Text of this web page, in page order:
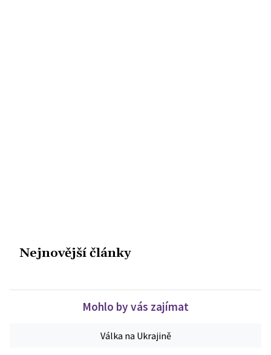
Nejnovější články
Mohlo by vás zajímat
Válka na Ukrajině